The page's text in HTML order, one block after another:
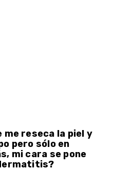
me reseca la piel y
pero sólo en
mi cara se pone